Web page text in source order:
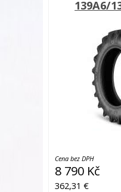
139A6/
Cena bez DPH
8 790 Kč
362,31 €